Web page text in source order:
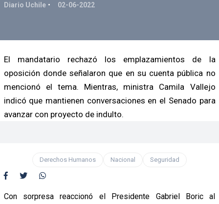
Diario Uchile 02-06-2022
El mandatario rechazó los emplazamientos de la
oposición donde señalaron que en su cuenta pública no
mencionó el tema. Mientras, ministra Camila Vallejo
indicó que mantienen conversaciones en el Senado para
avanzar con proyecto de indulto.
Derechos Humanos Nacional Seguridad
Con sorpresa reaccionó el Presidente Gabriel Boric al